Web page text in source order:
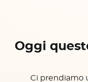
Oggi
Ci prendiamo